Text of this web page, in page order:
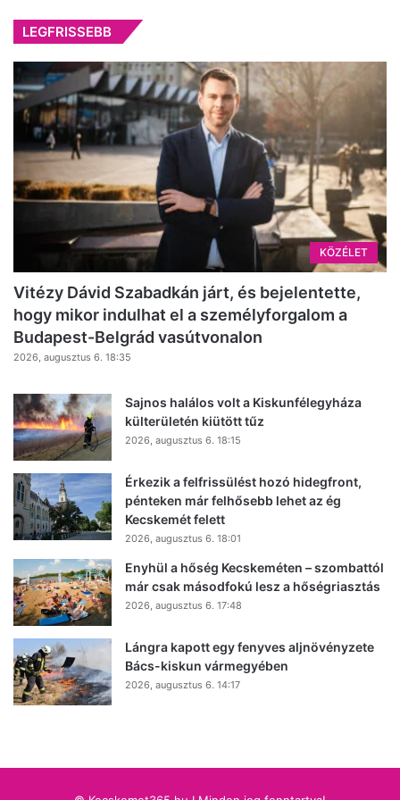
LEGFRISSEBB
KÖZÉLET
Vitézy Dávid Szabadkán járt, és bejelentette,
hogy mikor indulhat el a személyforgalom a
Budapest-Belgrád vasútvonalon
2026, augusztus 6. 18:35
Sajnos halálos volt a Kiskunfélegyháza
külterületén kiütött tűz
2026, augusztus 6. 18:15
Érkezik a felfrissülést hozó hidegfront,
pénteken már felhősebb lehet az ég
Kecskemét felett
2026, augusztus 6. 18:01
Enyhül a hőség Kecskeméten – szombattól
már csak másodfokú lesz a hőségriasztás
2026, augusztus 6. 17:48
Lángra kapott egy fenyves aljnövényzete
Bács-kiskun vármegyében
2026, augusztus 6. 14:17